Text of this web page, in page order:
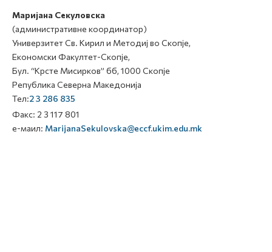
Маријана Секуловска
(административне координатор)
Универзитет Св. Кирил и Методиј во Скопје,
Економски Факултет-Скопје,
Бул. “Крсте Мисирков” бб, 1000 Скопје
Република Северна Македонија
Тел:2 3 286 835
Факс: 2 3 117 801
е-маил: MarijanaSekulovska@eccf.ukim.edu.mk